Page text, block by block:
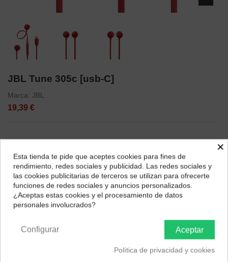
JBL Tune 305c [usb-C]
Marca: JBL
19,39 €
Azul
Rojo BlancoNegro
Tipo de producto
¿Dónde deseas recibir tu pedido?
Selecciona tu ubicación para mostrarte los precios e
impuestos correctos para tu región.
×
Esta tienda te pide que aceptes cookies para fines de
rendimiento, redes sociales y publicidad. Las redes sociales y
las cookies publicitarias de terceros se utilizan para ofrecerte
funciones de redes sociales y anuncios personalizados.
¿Aceptas estas cookies y el procesamiento de datos
personales involucrados?
Aceptar
Configurar
Política de privacidad y cookies